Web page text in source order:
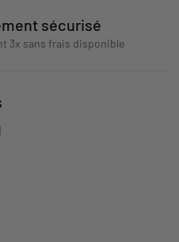
sécurisé
3x sans frais disponible